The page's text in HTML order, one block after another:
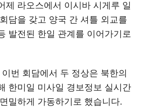
제 라오스에서 이시바 시게루 일
담을 갖고 양국 간 셔틀 외교를
발전된 한일 관계를 이어가기로
번 회담에서 두 정상은 북한의
한미일 미사일 경보정보 실시간
밀하게 가동하기로 했습니다.